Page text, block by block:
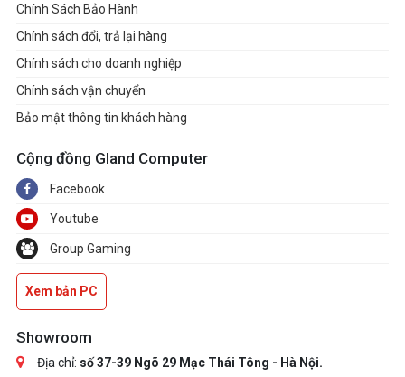
Chính Sách Bảo Hành
Chính sách đổi, trả lại hàng
Chính sách cho doanh nghiệp
Chính sách vận chuyển
Bảo mật thông tin khách hàng
Cộng đồng Gland Computer
Facebook
Youtube
Group Gaming
Xem bản PC
Showroom
Địa chỉ: số 37-39 Ngõ 29 Mạc Thái Tông - Hà Nội.